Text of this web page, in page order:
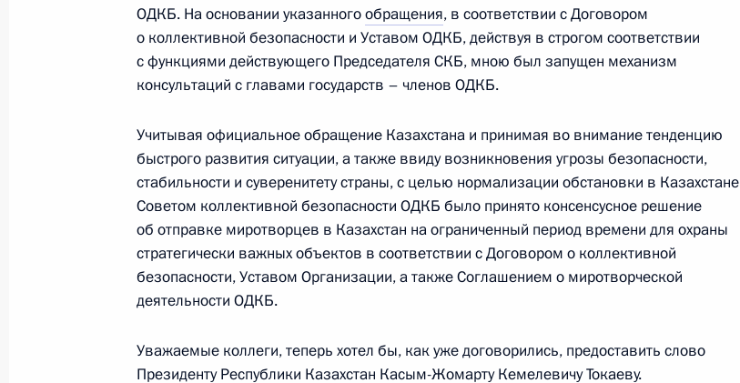
4 января 2022 года, вторник
ракетное вооружение» Борисом Обносовым
4 января 2022 года, 14:00 Московская область, Ново-Огарёво
3 января 2022 года, понедельник
Совместное заявление лидеров пяти государств, обладающих
ядерным оружием, о предотвращении ядерной войны
3 января 2022 года, 16:00
ОДКБ. На основании указанногообращения, в соответствии с Договором
о коллективной безопасности и Уставом ОДКБ, действуя в строгом соответствии
с функциями действующего Председателя СКБ, мною был запущен механизм
консультаций с главами государств – членов ОДКБ.
Учитывая официальное обращение Казахстана и принимая во внимание тенденцию
быстрого развития ситуации, а также ввиду возникновения угрозы безопасности,
стабильности и суверенитету страны, с целью нормализации обстановки в Казахстане
Советом коллективной безопасности ОДКБ было принято консенсусное решение
об отправке миротворцев в Казахстан на ограниченный период времени для охраны
стратегически важных объектов в соответствии с Договором о коллективной
безопасности, Уставом Организации, а также Соглашением о миротворческой
деятельности ОДКБ.
Уважаемые коллеги, теперь хотел бы, как уже договорились, предоставить слово
Президенту Республики Казахстан Касым-Жомарту Кемелевичу Токаеву.